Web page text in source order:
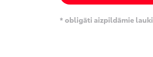
* obligāti aizpildāmie lauki